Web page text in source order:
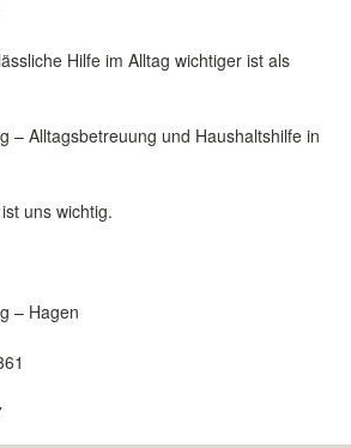
Hilfe im Alltag wichtiger ist als
– Alltagsbetreuung und Haushaltshilfe in
uns wichtig.
– Hagen